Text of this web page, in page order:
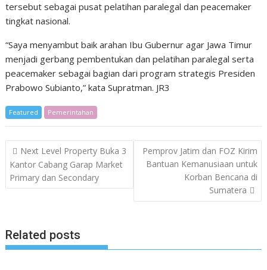
tersebut sebagai pusat pelatihan paralegal dan peacemaker
tingkat nasional.
“Saya menyambut baik arahan Ibu Gubernur agar Jawa Timur
menjadi gerbang pembentukan dan pelatihan paralegal serta
peacemaker sebagai bagian dari program strategis Presiden
Prabowo Subianto,” kata Supratman. JR3
Featured Pemerintahan
Post
navigation
Next Level Property Buka 3
Kantor Cabang Garap Market
Primary dan Secondary
Pemprov Jatim dan FOZ Kirim
Bantuan Kemanusiaan untuk
Korban Bencana di
Sumatera
Related posts